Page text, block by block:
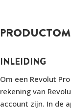
INLEIDING
Om een Revolut
rekening van
account zijn. In de